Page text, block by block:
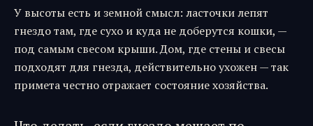
У высоты есть и земной смысл: ласточки лепят
гнездо там, где сухо и куда не доберутся кошки, —
под самым свесом крыши. Дом, где стены и свесы
подходят для гнезда, действительно ухожен — так
примета честно отражает состояние хозяйства.